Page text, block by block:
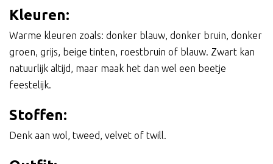
Kleuren:
Warme kleuren zoals: donker blauw, donker bruin, donker
groen, grijs, beige tinten, roestbruin of blauw. Zwart kan
natuurlijk altijd, maar maak het dan wel een beetje
feestelijk.
Stoffen:
Denk aan wol, tweed, velvet of twill.